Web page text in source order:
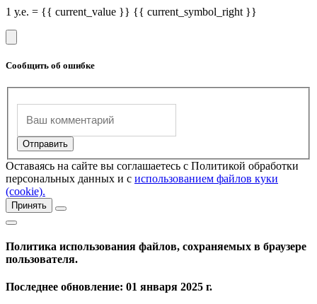
1 у.е. = {{ current_value }} {{ current_symbol_right }}
Сообщить об ошибке
Оставаясь на сайте вы соглашаетесь с Политикой обработки
персональных данных и с использованием файлов куки
(cookie).
Принять
Политика использования файлов, сохраняемых в браузере
пользователя.
Последнее обновление: 01 января 2025 г.